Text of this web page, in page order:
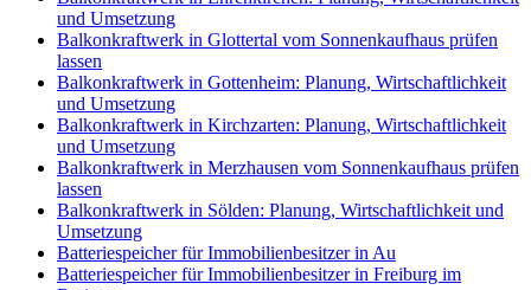
und Umsetzung
Balkonkraftwerk in Glottertal vom Sonnenkaufhaus prüfen
lassen
Balkonkraftwerk in Gottenheim: Planung, Wirtschaftlichkeit
und Umsetzung
Balkonkraftwerk in Kirchzarten: Planung, Wirtschaftlichkeit
und Umsetzung
Balkonkraftwerk in Merzhausen vom Sonnenkaufhaus prüfen
lassen
Balkonkraftwerk in Sölden: Planung, Wirtschaftlichkeit und
Umsetzung
Batteriespeicher für Immobilienbesitzer in Au
Batteriespeicher für Immobilienbesitzer in Freiburg im